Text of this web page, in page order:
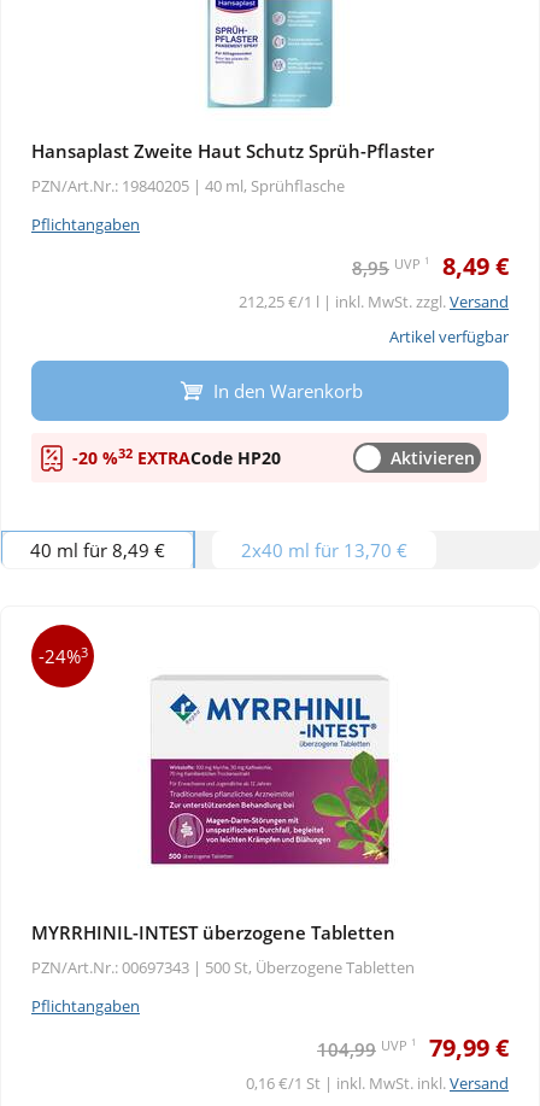
Hansaplast Zweite Haut Schutz Sprüh-Pflaster
PZN/Art.Nr.: 19840205 | 40 ml, Sprühflasche
Pflichtangaben
8,95 UVP 1 8,49 €
212,25 €/1 l | inkl. MwSt. zzgl.Versand
Artikel verfügbar
In den Warenkorb
-20 %32 EXTRACode HP20 Aktivieren
40 ml für 8,49 € 2x40 ml für 13,70 €
-24%3
MYRRHINIL-INTEST überzogene Tabletten
PZN/Art.Nr.: 00697343 | 500 St, Überzogene Tabletten
Pflichtangaben
104,99 UVP 1 79,99 €
0,16 €/1 St | inkl. MwSt. inkl.Versand